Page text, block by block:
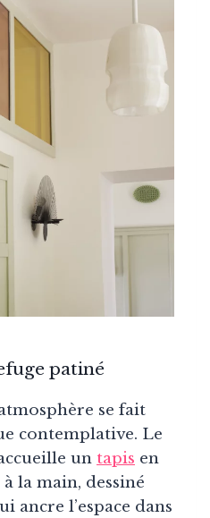
patiné
se fait
contemplative. Le
un tapis en
la main, dessiné
ancre l’espace dans